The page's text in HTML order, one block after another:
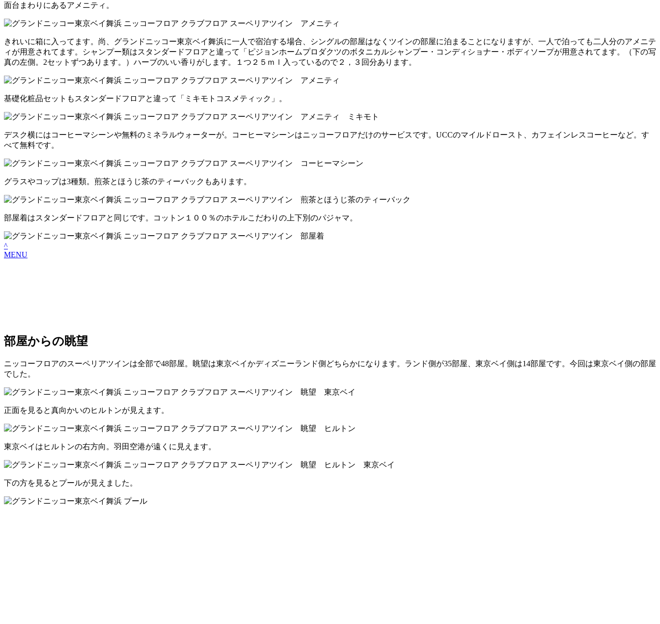
面台まわりにあるアメニティ。
きれいに箱に入ってます。尚、グランドニッコー東京ベイ舞浜に一人で宿泊する場合、シングルの部屋はなくツインの部屋に泊まることになりますが、一人で泊っても二人分のアメニテ
ィが用意されてます。シャンプー類はスタンダードフロアと違って「ピジョンホームプロダクツのボタニカルシャンプー・コンディショナー・ボディソープが用意されてます。（下の写
真の左側。2セットずつあります。）ハーブのいい香りがします。１つ２５ｍｌ入っているので２，３回分あります。
基礎化粧品セットもスタンダードフロアと違って「ミキモトコスメティック」。
デスク横にはコーヒーマシーンや無料のミネラルウォーターが。コーヒーマシーンはニッコーフロアだけのサービスです。UCCのマイルドロースト、カフェインレスコーヒーなど。す
べて無料です。
グラスやコップは3種類。煎茶とほうじ茶のティーバックもあります。
部屋着はスタンダードフロアと同じです。コットン１００％のホテルこだわりの上下別のパジャマ。
^
MENU
部屋からの眺望
ニッコーフロアのスーペリアツインは全部で48部屋。眺望は東京ベイかディズニーランド側どちらかになります。ランド側が35部屋、東京ベイ側は14部屋です。今回は東京ベイ側の部屋
でした。
正面を見ると真向かいのヒルトンが見えます。
東京ベイはヒルトンの右方向。羽田空港が遠くに見えます。
下の方を見るとプールが見えました。